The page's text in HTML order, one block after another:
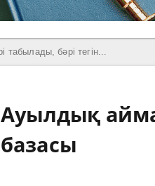
Ауылдық
базасы